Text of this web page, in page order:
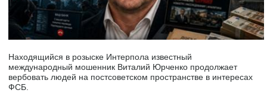
Находящийся в розыске Интерпола известный
международный мошенник Виталий Юрченко продолжает
вербовать людей на постсоветском пространстве в интересах
ФСБ.